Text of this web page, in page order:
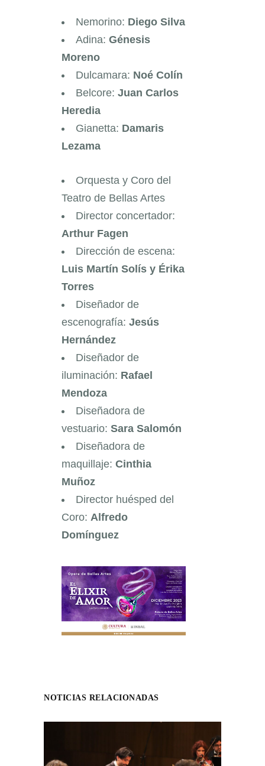
Nemorino: Diego Silva
Adina: Génesis
Moreno
Dulcamara: Noé Colín
Belcore: Juan Carlos
Heredia
Gianetta: Damaris
Lezama
Orquesta y Coro del
Teatro de Bellas Artes
Director concertador:
Arthur Fagen
Dirección de escena:
Luis Martín Solís y Érika
Torres
Diseñador de
escenografía: Jesús
Hernández
Diseñador de
iluminación: Rafael
Mendoza
Diseñadora de
vestuario: Sara Salomón
Diseñadora de
maquillaje: Cinthia
Muñoz
Director huésped del
Coro: Alfredo
Domínguez
NOTICIAS RELACIONADAS